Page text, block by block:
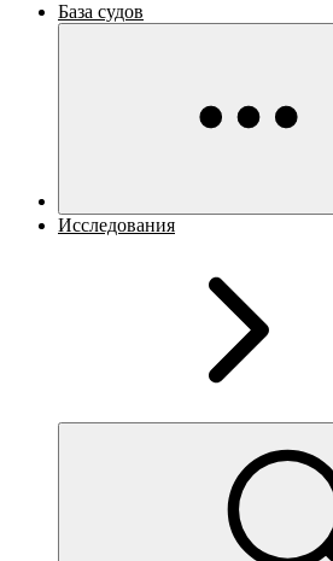
База судов
Исследования